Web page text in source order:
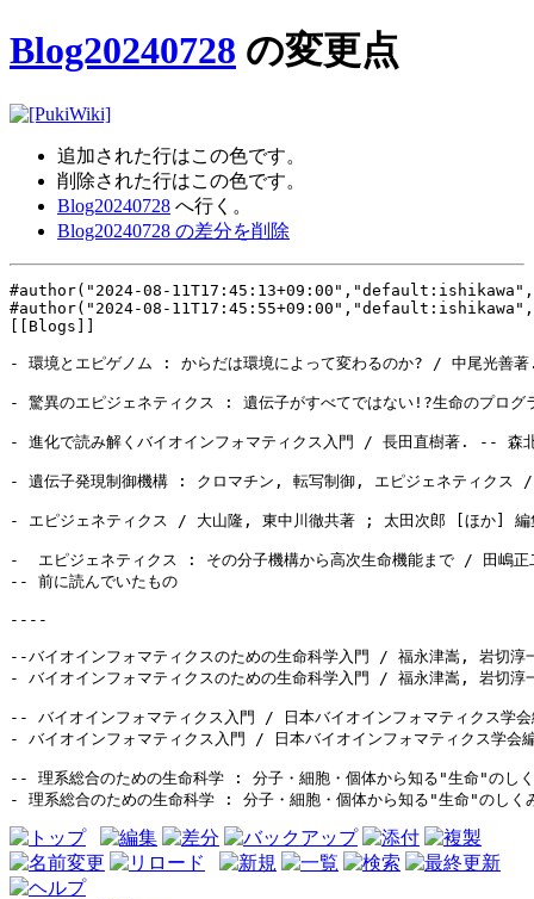
Blog20240728 の変更点
追加された行はこの色です。
削除された行はこの色です。
Blog20240728 へ行く。
Blog20240728 の差分を削除
#author("2024-08-
#author("2024-08-
[[Blogs]]
- 環境とエピゲノム : からだは環境によって変わるのか? / 中尾光
- 驚異のエピジェネティクス : 遺伝子がすべてではない!?生
- 進化で読み解くバイオインフォマティクス入門 / 長田直樹著. --
- 遺伝子発現制御機構 : クロマチン, 転写制御, エピジェネティク
- エピジェネティクス / 大山隆, 東中川徹共著 ; 太田次郎 [ほ
-  エピジェネティクス : その分子機構から高次生命機能ま
-- 前に読んでいたもの
----
--バイオインフォマティクスのための生命科学入門 / 福永津嵩,
- バイオインフォマティクスのための生命科学入門 / 福永津嵩,
-- バイオインフォマティクス入門 / 日本バイオインフォマティク
- バイオインフォマティクス入門 / 日本バイオインフォマティク
-- 理系総合のための生命科学 : 分子・細胞・個体から知る"生命"
- 理系総合のための生命科学 : 分子・細胞・個体から知る"生命"